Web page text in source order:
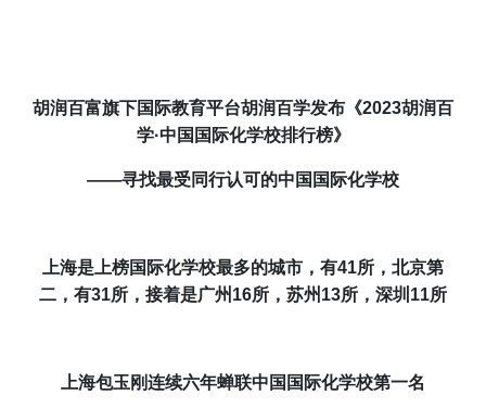
胡润百富旗下国际教育平台胡润百学发布《2023胡润百
学·中国国际化学校排行榜》
——寻找最受同行认可的中国国际化学校
上海是上榜国际化学校最多的城市，有41所，北京第
二，有31所，接着是广州16所，苏州13所，深圳11所
上海包玉刚连续六年蝉联中国国际化学校第一名